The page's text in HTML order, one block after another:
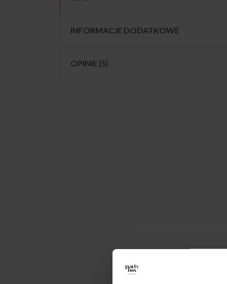
INFORMACJE DODATKOWE
OPINIE (5)